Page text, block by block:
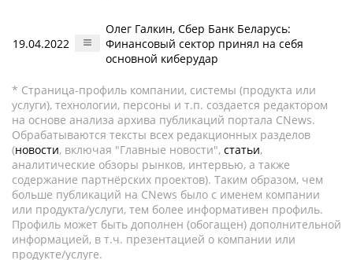
19.04.2022
Олег Галкин, Сбер Банк Беларусь:
Финансовый сектор принял на себя
основной киберудар
* Страница-профиль компании, системы (продукта или
услуги), технологии, персоны и т.п. создается редактором
на основе анализа архива публикаций портала CNews.
Обрабатываются тексты всех редакционных разделов
(новости, включая "Главные новости", статьи,
аналитические обзоры рынков, интервью, а также
содержание партнёрских проектов). Таким образом, чем
больше публикаций на CNews было с именем компании
или продукта/услуги, тем более информативен профиль.
Профиль может быть дополнен (обогащен) дополнительной
информацией, в т.ч. презентацией о компании или
продукте/услуге.